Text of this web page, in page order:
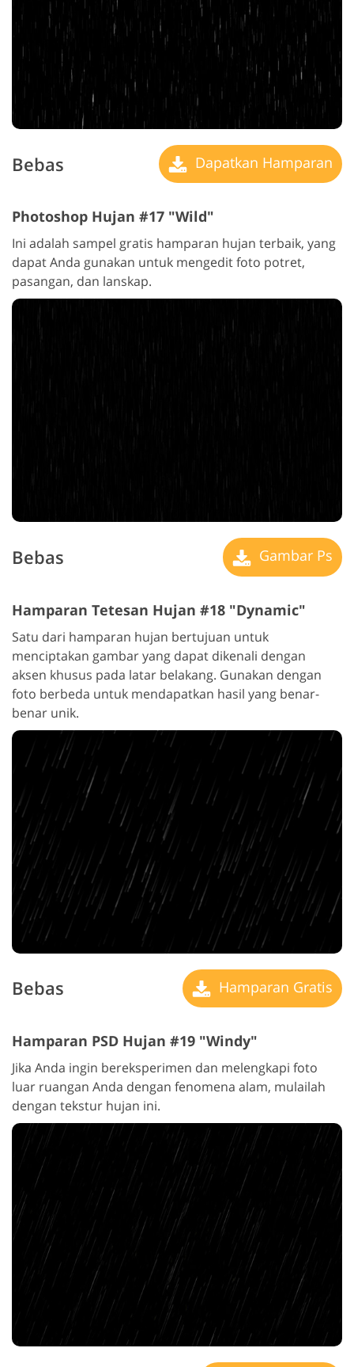
Bebas Dapatkan Hamparan
Photoshop Hujan #17 "Wild"
Ini adalah sampel gratis hamparan hujan terbaik, yang
dapat Anda gunakan untuk mengedit foto potret,
pasangan, dan lanskap.
Bebas Gambar Ps
Hamparan Tetesan Hujan #18 "Dynamic"
Satu dari hamparan hujan bertujuan untuk
menciptakan gambar yang dapat dikenali dengan
aksen khusus pada latar belakang. Gunakan dengan
foto berbeda untuk mendapatkan hasil yang benar-
benar unik.
Bebas Hamparan Gratis
Hamparan PSD Hujan #19 "Windy"
Jika Anda ingin bereksperimen dan melengkapi foto
luar ruangan Anda dengan fenomena alam, mulailah
dengan tekstur hujan ini.